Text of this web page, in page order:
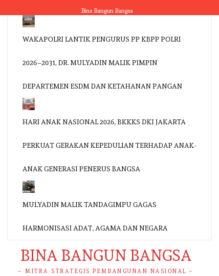
to
content
Bina Bangun Bangsa
WAKAPOLRI LANTIK PENGURUS PP KBPP POLRI
2026–2031, DR. MULYADIN MALIK PIMPIN
DEPARTEMEN ESDM DAN KETAHANAN PANGAN
HARI ANAK NASIONAL 2026, BKKKS DKI JAKARTA
PERKUAT GERAKAN KEPEDULIAN TERHADAP ANAK-
ANAK GENERASI PENERUS BANGSA
MULYADIN MALIK TANDAGIMPU GAGAS
HARMONISASI ADAT, AGAMA DAN NEGARA
BINA BANGUN BANGSA
– MITRA STRATEGIS PEMBANGUNAN NASIONAL –